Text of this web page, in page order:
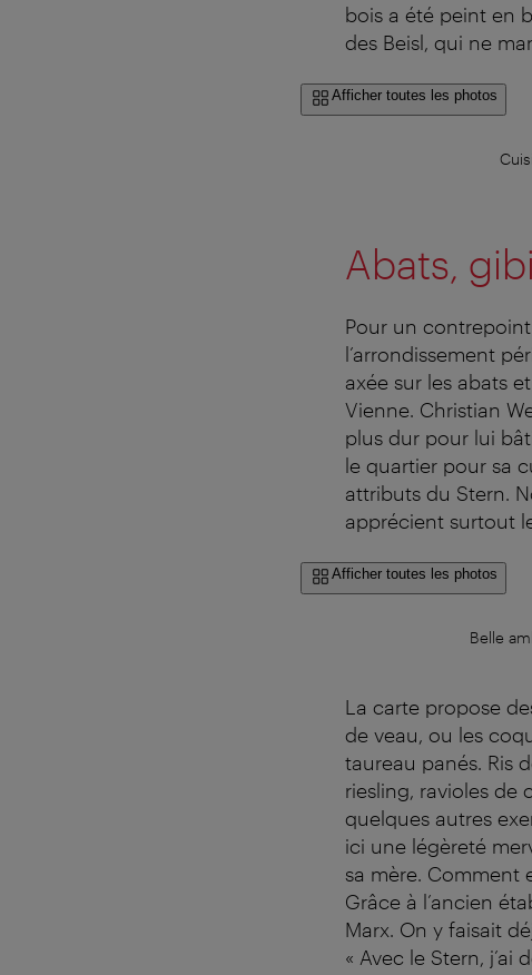
bois a été peint en
des Beisl, qui ne
Afficher toutes les photos
Abats,
Pour un
l’arrondissement
axée sur les abats
Vienne. Christian
plus dur pour lui
le quartier pour sa
attributs du Stern.
apprécient surtout
Afficher toutes les photos
Belle
La carte propose
de veau, ou les
taureau panés. Ris
riesling, ravioles de
quelques autres
ici une légèreté
sa mère. Comment
Grâce à l’ancien
Marx. On y faisait
« Avec le Stern,